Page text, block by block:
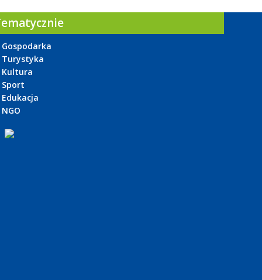
Gospodarka
Turystyka
Kultura
Sport
Edukacja
NGO